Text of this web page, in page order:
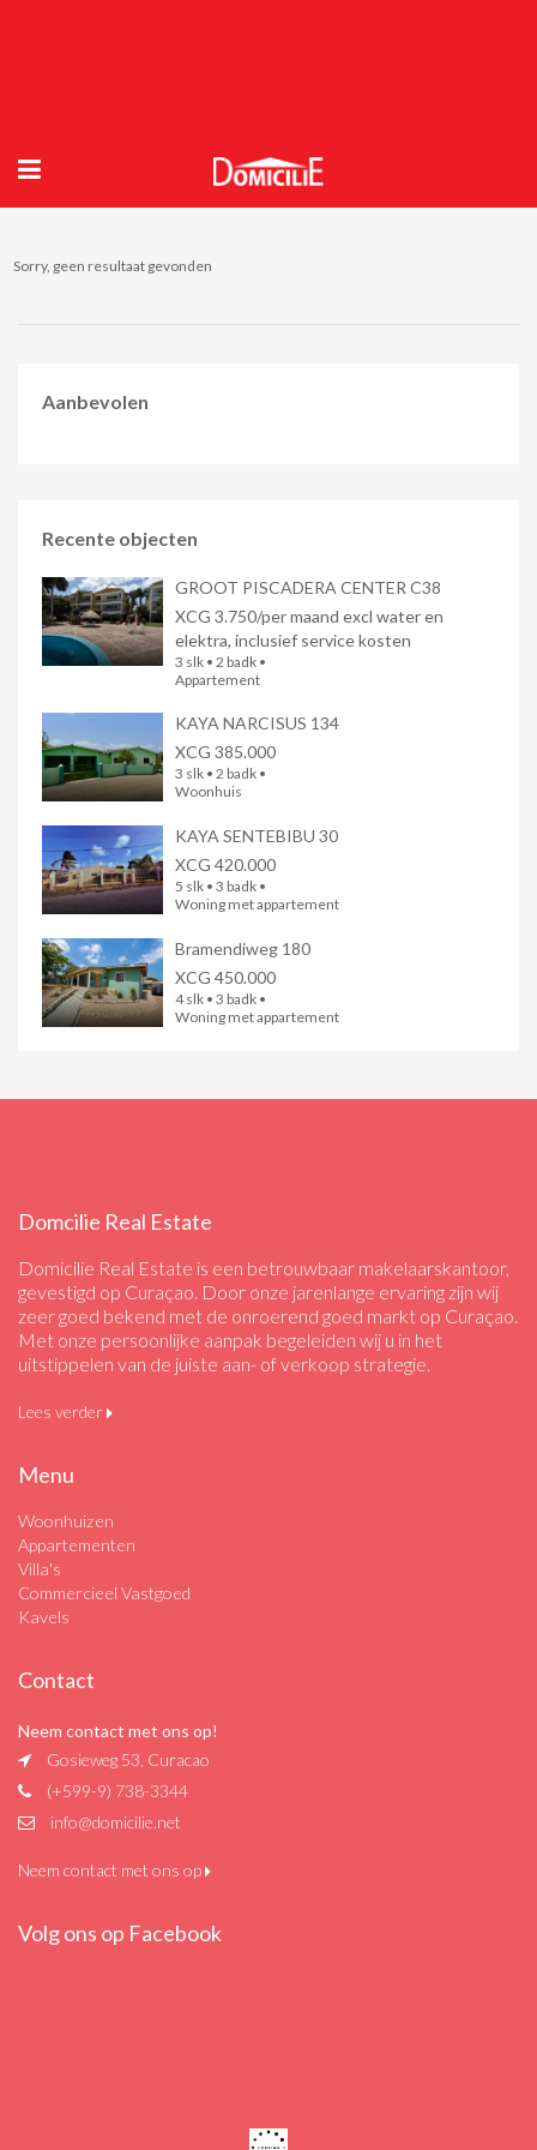
Sorry, geen resultaat gevonden
Aanbevolen
Recente objecten
GROOT PISCADERA CENTER C38
XCG 3.750/per maand excl water en
elektra, inclusief service kosten
3 slk • 2 badk •
Appartement
KAYA NARCISUS 134
XCG 385.000
3 slk • 2 badk •
Woonhuis
KAYA SENTEBIBU 30
XCG 420.000
5 slk • 3 badk •
Woning met appartement
Bramendiweg 180
XCG 450.000
4 slk • 3 badk •
Woning met appartement
Domcilie Real Estate
Domicilie Real Estate is een betrouwbaar makelaarskantoor,
gevestigd op Curaçao. Door onze jarenlange ervaring zijn wij
zeer goed bekend met de onroerend goed markt op Curaçao.
Met onze persoonlijke aanpak begeleiden wij u in het
uitstippelen van de juiste aan- of verkoop strategie.
Lees verder
Menu
Woonhuizen
Appartementen
Villa's
Commercieel Vastgoed
Kavels
Contact
Neem contact met ons op!
Gosieweg 53, Curacao
(+599-9) 738-3344
info@domicilie.net
Neem contact met ons op
Volg ons op Facebook